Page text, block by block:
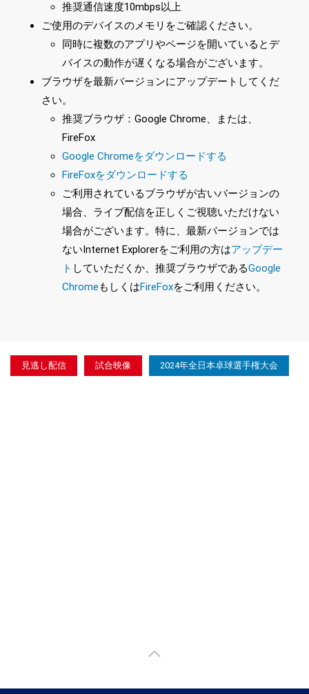
推奨通信速度10mbps以上
ご使用のデバイスのメモリをご確認ください。
同時に複数のアプリやページを開いているとデ
バイスの動作が遅くなる場合がございます。
ブラウザを最新バージョンにアップデートしてくだ
さい。
推奨ブラウザ：Google Chrome、または、
FireFox
Google Chromeをダウンロードする
FireFoxをダウンロードする
ご利用されているブラウザが古いバージョンの
場合、ライブ配信を正しくご視聴いただけない
場合がございます。特に、最新バージョンでは
ないInternet Explorerをご利用の方はアップデー
ト していただくか、推奨ブラウザであるGoogle
ChromeもしくはFireFoxをご利用ください。
見逃し配信 試合映像 2024年全日本卓球選手権大会